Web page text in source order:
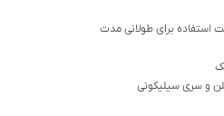
استفاده برای طولانی مدت
و سری سیلیکونی